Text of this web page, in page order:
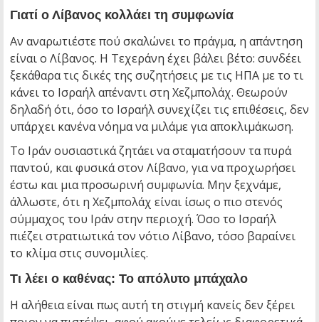
Γιατί ο Λίβανος κολλάει τη συμφωνία
Αν αναρωτιέστε πού σκαλώνει το πράγμα, η απάντηση
είναι ο Λίβανος. Η Τεχεράνη έχει βάλει βέτο: συνδέει
ξεκάθαρα τις δικές της συζητήσεις με τις ΗΠΑ με το τι
κάνει το Ισραήλ απέναντι στη Χεζμπολάχ. Θεωρούν
δηλαδή ότι, όσο το Ισραήλ συνεχίζει τις επιθέσεις, δεν
υπάρχει κανένα νόημα να μιλάμε για αποκλιμάκωση.
Το Ιράν ουσιαστικά ζητάει να σταματήσουν τα πυρά
παντού, και φυσικά στον Λίβανο, για να προχωρήσει
έστω και μια προσωρινή συμφωνία. Μην ξεχνάμε,
άλλωστε, ότι η Χεζμπολάχ είναι ίσως ο πιο στενός
σύμμαχος του Ιράν στην περιοχή. Όσο το Ισραήλ
πιέζει στρατιωτικά τον νότιο Λίβανο, τόσο βαραίνει
το κλίμα στις συνομιλίες.
Τι λέει ο καθένας: Το απόλυτο μπάχαλο
Η αλήθεια είναι πως αυτή τη στιγμή κανείς δεν ξέρει